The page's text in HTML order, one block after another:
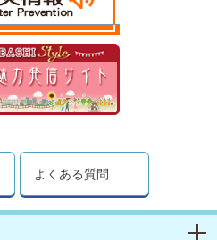
よくある質問